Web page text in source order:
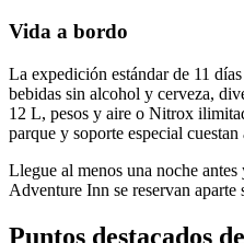
Vida a bordo
La expedición estándar de 11
bebidas sin alcohol y cerveza,
12 L, pesos y aire o Nitrox
parque y soporte especial cuestan
Llegue al menos una noche
Adventure Inn se reservan
Puntos destacados